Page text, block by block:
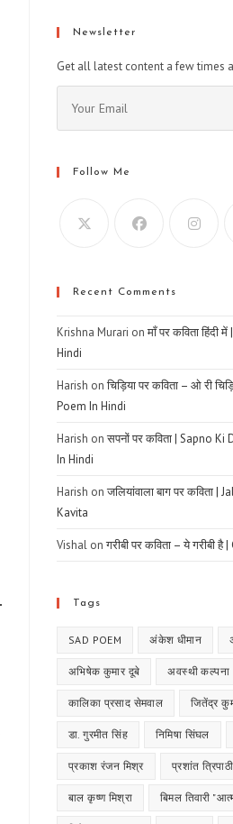
Newsletter
Get all latest content a few times
Follow Me
Recent Comments
Krishna Murari onमाँ पर कविता हिंदी
Hindi
Harish onचिड़िया पर कविता – ओ री
Poem In Hindi
Harish onसपनों पर कविता | Sapno
In Hindi
Harish onजलियांवाला बाग पर कविता
Kavita
Vishal onगरीबी पर कविता – ये गरीबी
Tags
SAD POEM अंकेश धीमान
अभिषेक कुमार दूबे अवस्थी कल्पना
कालिका प्रसाद सेमवाल जितेंद्र
डा. गुरमीत सिंह निमिषा सिंघल
प्रकाश रंजन मिश्र प्रशांत त्रिपाठी
बाल कृष्ण मिश्रा बिमल तिवारी